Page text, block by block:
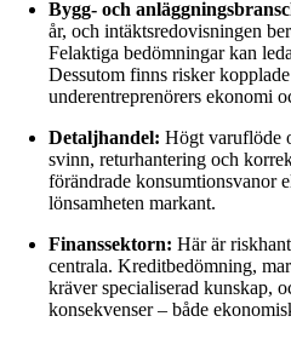
Bygg- och
år, och intäktsredovisningen
Felaktiga bedömningar kan
Dessutom finns risker
underentreprenörers ekonomi
Detaljhandel: Högt varuflöde
svinn, returhantering och
förändrade konsumtionsvanor
lönsamheten markant.
Finanssektorn: Här är
centrala. Kreditbedömning,
kräver specialiserad kunskap,
konsekvenser – både